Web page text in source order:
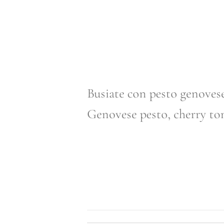
Busiate con pesto
Genovese pesto, cherry